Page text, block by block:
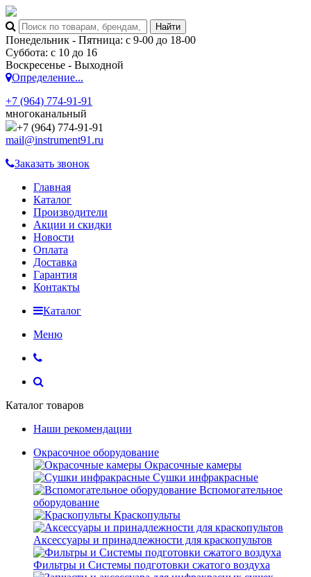
Понедельник - Пятница: с 9-00 до 18-00
Суббота: с 10 до 16
Воскресенье - Выходной
Определение...
+7 (964) 774-91-91
многоканальный
+7 (964) 774-91-91
mail@instrument91.ru
Заказать звонок
Главная
Каталог
Производители
Акции и скидки
Новости
Оплата
Доставка
Гарантия
Контакты
Каталог
Меню
Каталог товаров
Наши рекомендации
Окрасочное оборудование
Окрасочные камеры
Сушки инфракрасные
Вспомогательное
оборудование
Краскопульты
Аксессуары и принадлежности для краскопультов
Фильтры и Системы подготовки сжатого воздуха